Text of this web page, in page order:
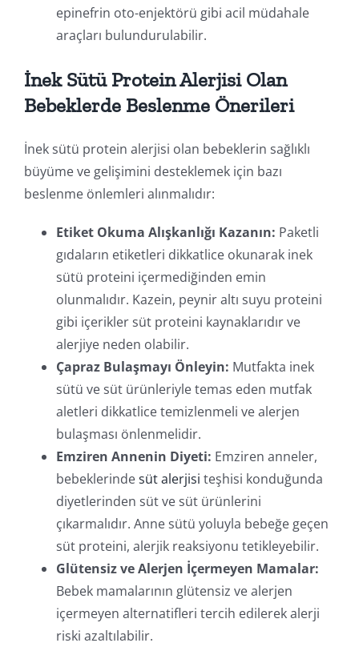
epinefrin oto-enjektörü gibi acil müdahale
araçları bulundurulabilir.
İnek Sütü Protein Alerjisi Olan
Bebeklerde Beslenme Önerileri
İnek sütü protein alerjisi olan bebeklerin sağlıklı
büyüme ve gelişimini desteklemek için bazı
beslenme önlemleri alınmalıdır:
Etiket Okuma Alışkanlığı Kazanın: Paketli
gıdaların etiketleri dikkatlice okunarak inek
sütü proteini içermediğinden emin
olunmalıdır. Kazein, peynir altı suyu proteini
gibi içerikler süt proteini kaynaklarıdır ve
alerjiye neden olabilir.
Çapraz Bulaşmayı Önleyin: Mutfakta inek
sütü ve süt ürünleriyle temas eden mutfak
aletleri dikkatlice temizlenmeli ve alerjen
bulaşması önlenmelidir.
Emziren Annenin Diyeti: Emziren anneler,
bebeklerindesüt alerjisi teşhisi konduğunda
diyetlerinden süt ve süt ürünlerini
çıkarmalıdır. Anne sütü yoluyla bebeğe geçen
süt proteini, alerjik reaksiyonu tetikleyebilir.
Glütensiz ve Alerjen İçermeyen Mamalar:
Bebek mamalarının glütensiz ve alerjen
içermeyen alternatifleri tercih edilerek alerji
riski azaltılabilir.